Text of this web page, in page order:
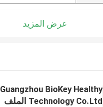
عرض المزيد
Guangzhou BioKey Healthy
Technology Co.Ltd الملف